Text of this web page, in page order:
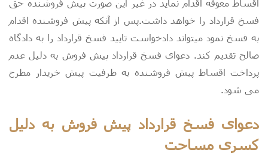
اقساط معوقه اقدام نماید در غیر این صورت پیش فروشنده حق
فسخ قرارداد را خواهد داشت.پس از آنکه پیش فروشنده اقدام
به فسخ نمود میتواند دادخواست تایید فسخ قرارداد را به دادگاه
صالح تقدیم کند. دعوای فسخ قرارداد پیش فروش به دلیل عدم
پرداخت اقساط پیش فروشنده به طرفیت پیش خریدار مطرح
می شود.
دعوای فسخ قرارداد پیش فروش به دلیل
کسری مساحت